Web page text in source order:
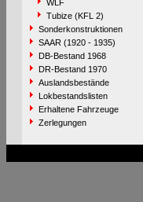
WLF
Tubize (KFL 2)
Sonderkonstruktionen
SAAR (1920 - 1935)
DB-Bestand 1968
DR-Bestand 1970
Auslandsbestände
Lokbestandslisten
Erhaltene Fahrzeuge
Zerlegungen